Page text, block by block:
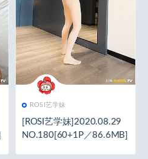
ROSI艺学妹
[ROSI艺学妹]2020.08.29
NO.180[60+1P／86.6MB]